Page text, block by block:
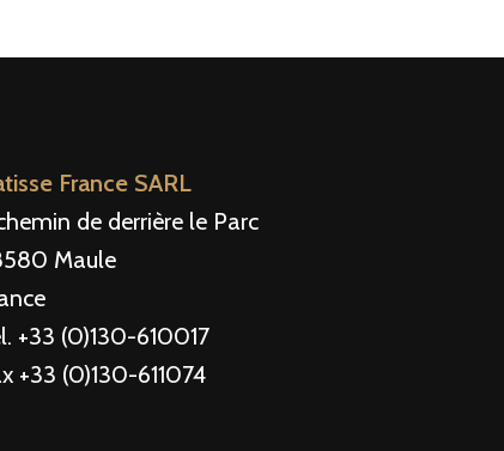
France SARL
de derrière le Parc
Maule
+33 (0)130-610017
+33 (0)130-611074